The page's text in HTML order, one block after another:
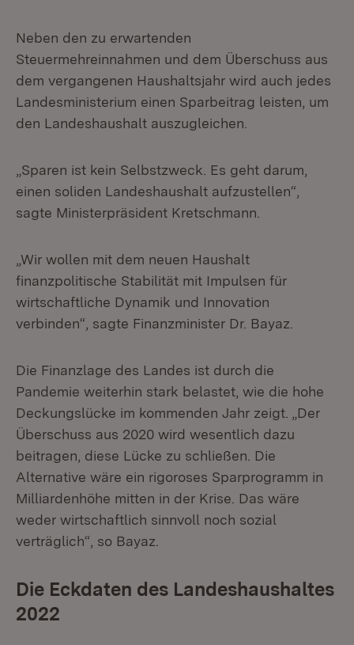
Neben den zu erwartenden
Steuermehreinnahmen und dem Überschuss aus
dem vergangenen Haushaltsjahr wird auch jedes
Landesministerium einen Sparbeitrag leisten, um
den Landeshaushalt auszugleichen.
„Sparen ist kein Selbstzweck. Es geht darum,
einen soliden Landeshaushalt aufzustellen“,
sagte Ministerpräsident Kretschmann.
„Wir wollen mit dem neuen Haushalt
finanzpolitische Stabilität mit Impulsen für
wirtschaftliche Dynamik und Innovation
verbinden“, sagte Finanzminister Dr. Bayaz.
Die Finanzlage des Landes ist durch die
Pandemie weiterhin stark belastet, wie die hohe
Deckungslücke im kommenden Jahr zeigt. „Der
Überschuss aus 2020 wird wesentlich dazu
beitragen, diese Lücke zu schließen. Die
Alternative wäre ein rigoroses Sparprogramm in
Milliardenhöhe mitten in der Krise. Das wäre
weder wirtschaftlich sinnvoll noch sozial
verträglich“, so Bayaz.
Die Eckdaten des Landeshaushaltes
2022